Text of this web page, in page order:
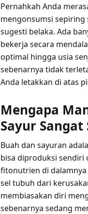
Pernahkah Anda
mengonsumsi sepiring
sugesti belaka. Ada
bekerja secara
optimal hingga usia
sebenarnya tidak
Anda letakkan di atas
Mengapa
Sayur
Buah dan sayuran
bisa diproduksi sendiri
fitonutrien di
sel tubuh dari
membiasakan diri
sebenarnya sedang